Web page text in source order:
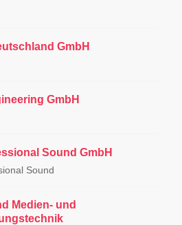
GmbH
GmbH
Sound GmbH
Sound
Medien- und